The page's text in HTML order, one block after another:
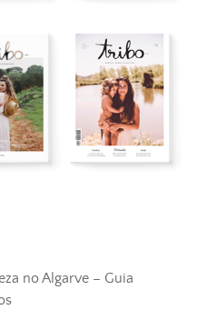
no Algarve – Guia